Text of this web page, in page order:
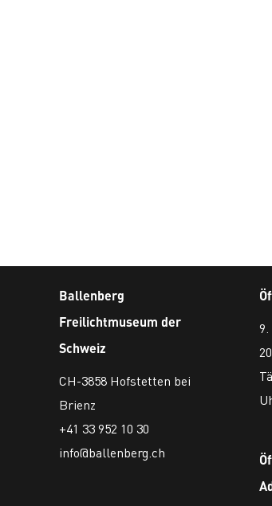
Ballenberg
Freilichtmuseum der
Schweiz
CH-3858 Hofstetten bei
Brienz
+41 33 952 10 30
info@ballenberg.ch